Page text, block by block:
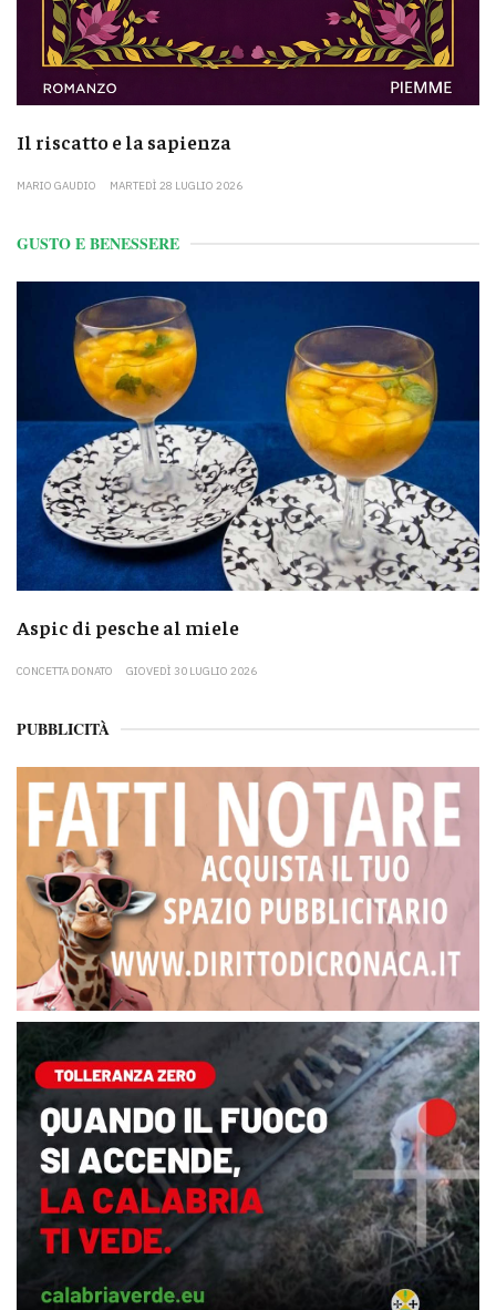
Il riscatto e la sapienza
MARIO GAUDIO MARTEDÌ 28 LUGLIO 2026
GUSTO E BENESSERE
Aspic di pesche al miele
CONCETTA DONATO GIOVEDÌ 30 LUGLIO 2026
PUBBLICITÀ